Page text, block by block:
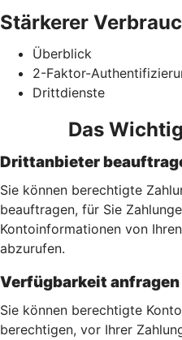
Stärkerer
Überblick
2-Faktor-
Drittdienste
Das
Drittanbieter
Sie können berechtigte
beauftragen, für Sie
Kontoinformationen von
abzurufen.
Verfügbarkeit anfragen
Sie können berechtigte
berechtigen, vor Ihrer